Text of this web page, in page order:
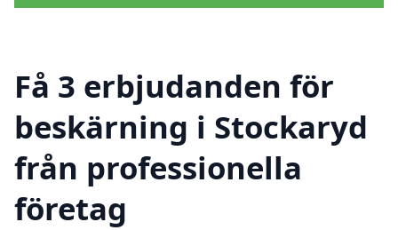
Få 3 erbjudanden för
beskärning i Stockaryd
från professionella
företag